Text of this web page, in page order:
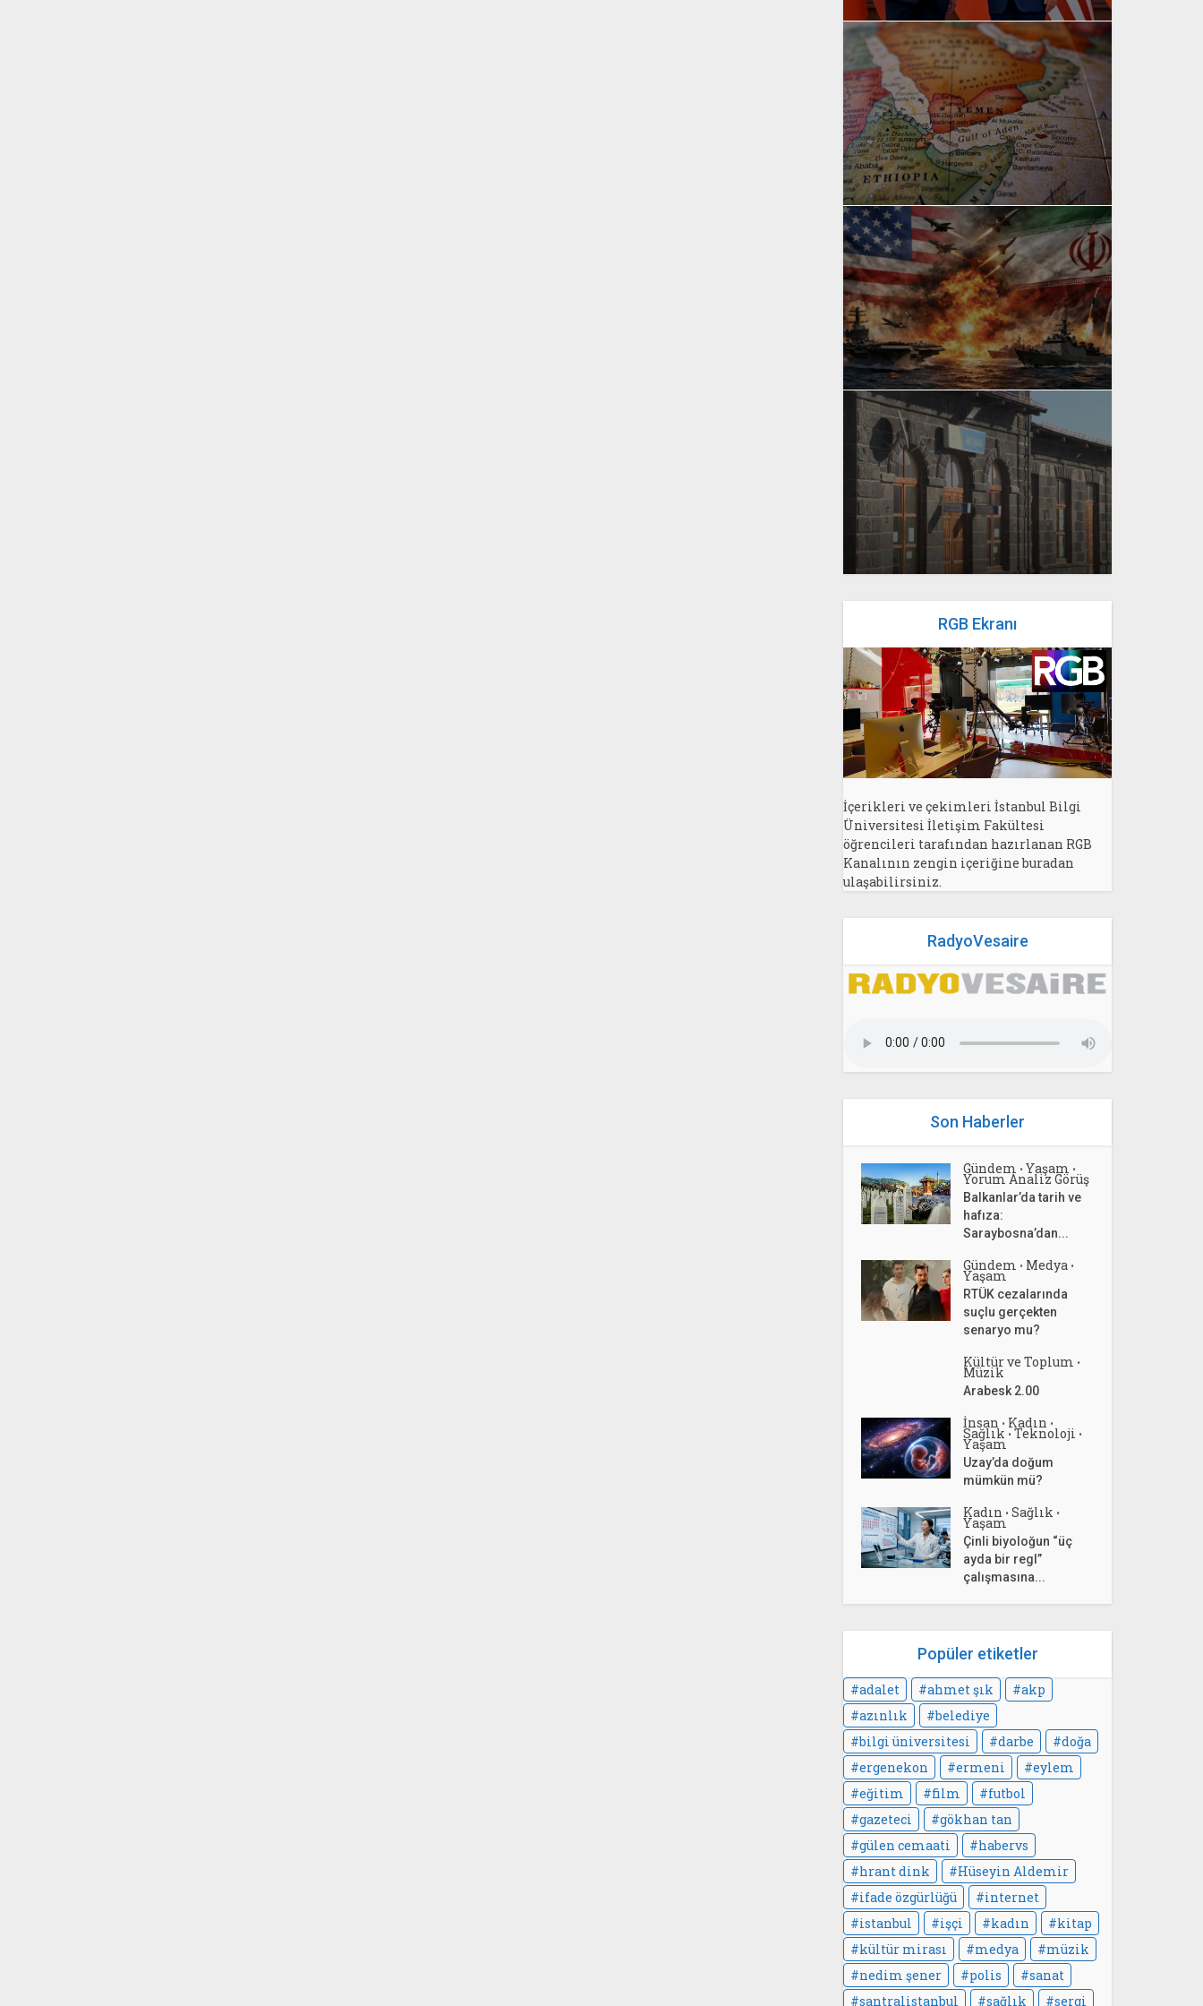
yazanBahri Ak
yazanBahri Ak
yazan Bahri Ak
RGB Ekranı
İçerikleri ve çekimleri İstanbul Bilgi
Üniversitesi İletişim Fakültesi
öğrencileri tarafından hazırlanan RGB
Kanalının zengin içeriğine buradan
ulaşabilirsiniz.
RadyoVesaire
Son Haberler
Gündem • Yaşam •
Yorum Analiz Görüş
Balkanlar’da tarih ve
hafıza:
Saraybosna’dan...
Gündem • Medya •
Yaşam
RTÜK cezalarında
suçlu gerçekten
senaryo mu?
Kültür ve Toplum •
Müzik
Arabesk 2.00
İnsan • Kadın •
Sağlık • Teknoloji •
Yaşam
Uzay’da doğum
mümkün mü?
Kadın • Sağlık •
Yaşam
Çinli biyoloğun “üç
ayda bir regl”
çalışmasına...
Popüler etiketler
adalet ahmet şık
akp
azınlık
belediye
bilgi üniversitesi
darbe
doğa
ergenekon
ermeni
eylem
eğitim
film
futbol
gazeteci
gökhan tan
gülen cemaati
habervs
hrant dink
Hüseyin Aldemir
ifade özgürlüğü
internet
istanbul
işçi kadın
kitap
kültür mirası
medya
müzik
nedim şener
polis
sanat
santralistanbul
sağlık sergi